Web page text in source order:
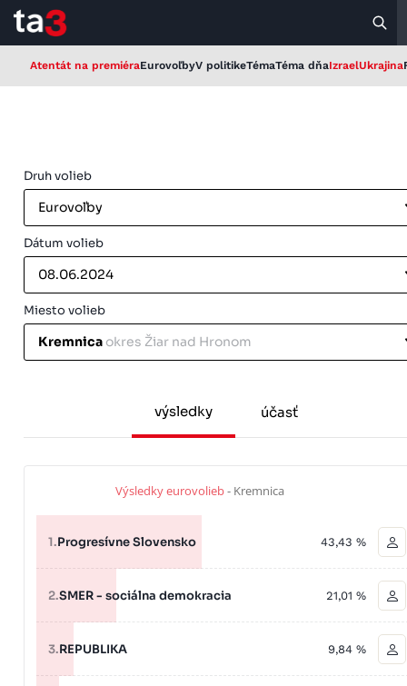
Atentát na premiéraEurovoľbyV politikeTémaTéma dňaIzraelUkrajina
Druh volieb
Eurovoľby
Dátum volieb
08.06.2024
Miesto volieb
Kremnica okres Žiar nad Hronom
výsledky účasť
Výsledky eurovolieb- Kremnica
1.Progresívne Slovensko 43,43 %
2.SMER - sociálna demokracia 21,01 %
3.REPUBLIKA 9,84 %